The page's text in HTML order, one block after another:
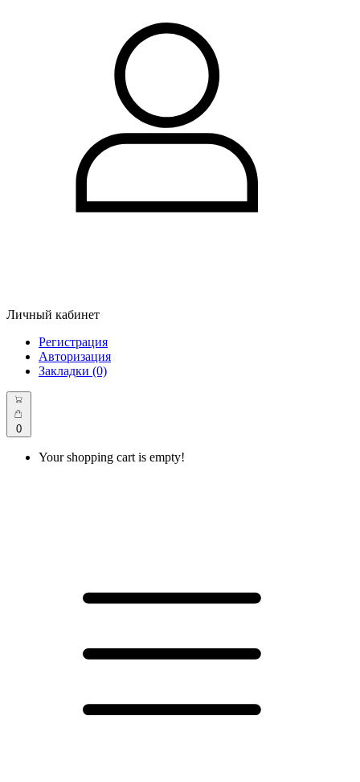
Личный кабинет
Регистрация
Авторизация
Закладки (0)
0
Your shopping cart is empty!